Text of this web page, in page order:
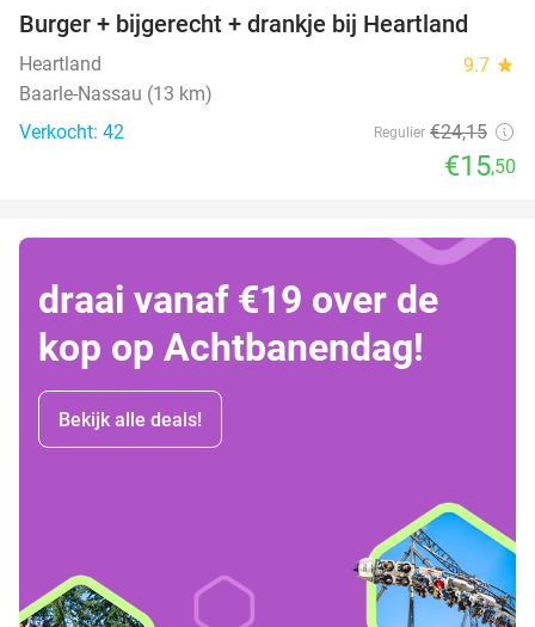
36%
Burger + bijgerecht + drankje bij Heartland
Heartland 9.7 star
Baarle-Nassau (13 km)
Verkocht: 42
Regulier €24,15
€15,50
draai vanaf €19 over de
kop op Achtbanendag!
Bekijk alle deals!